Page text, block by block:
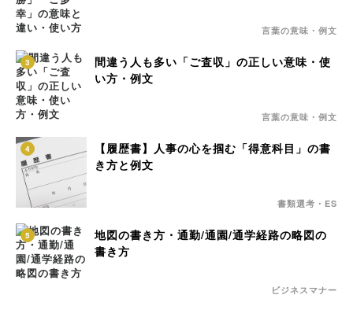
言葉の意味・例文
3
間違う人も多い「ご査収」の正しい意味・使
い方・例文
言葉の意味・例文
4
【履歴書】人事の心を掴む「得意科目」の書
き方と例文
書類選考・ES
5
地図の書き方・通勤/通園/通学経路の略図の
書き方
ビジネスマナー